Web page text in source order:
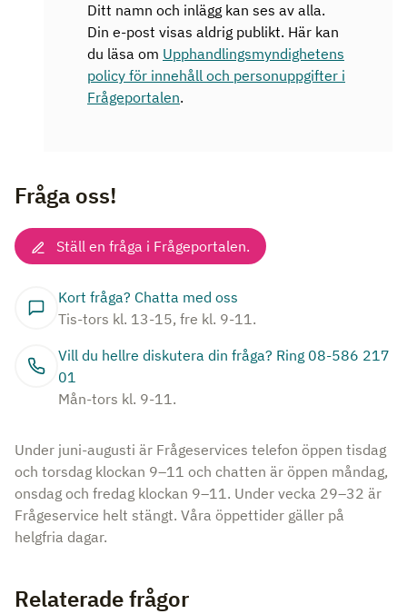
Ditt namn och inlägg kan ses av alla.
Din e-post visas aldrig publikt. Här kan
du läsa om Upphandlingsmyndighetens
policy för innehåll och personuppgifter i
Frågeportalen.
Fråga oss!
Ställ en fråga i Frågeportalen.
Kort fråga? Chatta med oss
Tis-tors kl. 13-15, fre kl. 9-11.
Vill du hellre diskutera din fråga? Ring 08-586 217
01
Mån-tors kl. 9-11.
Under juni-augusti är Frågeservices telefon öppen tisdag
och torsdag klockan 9–11 och chatten är öppen måndag,
onsdag och fredag klockan 9–11. Under vecka 29–32 är
Frågeservice helt stängt. Våra öppettider gäller på
helgfria dagar.
Relaterade frågor